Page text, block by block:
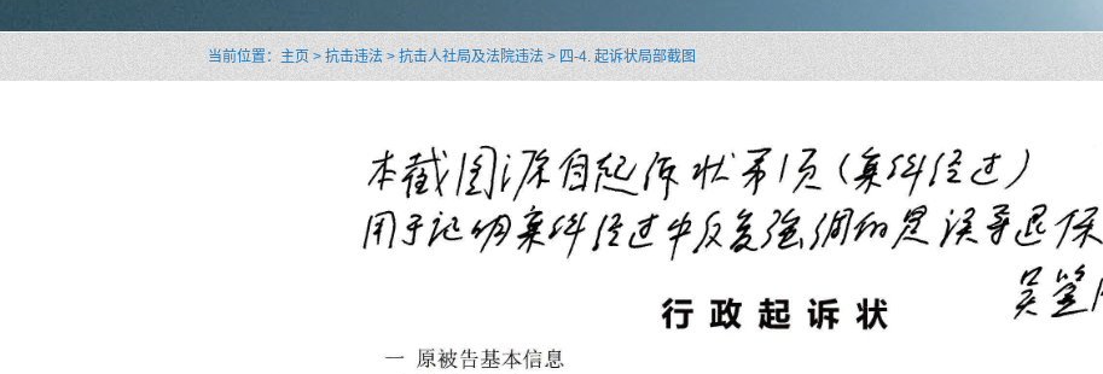
当前位置： 主页> 抗击违法 >抗击人社局及法院违法 >四-4. 起诉状局部截图